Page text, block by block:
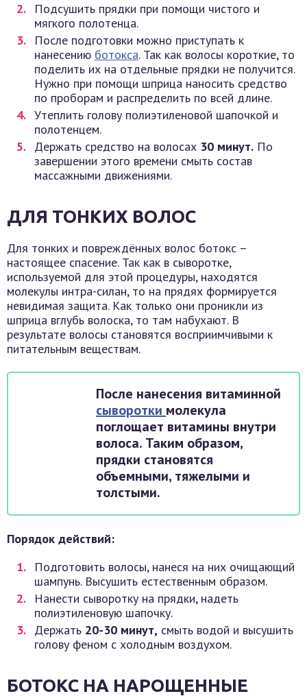
Подсушить прядки при помощи чистого и
мягкого полотенца.
После подготовки можно приступать к
нанесению ботокса. Так как волосы короткие, то
поделить их на отдельные прядки не получится.
Нужно при помощи шприца наносить средство
по проборам и распределить по всей длине.
Утеплить голову полиэтиленовой шапочкой и
полотенцем.
Держать средство на волосах 30 минут. По
завершении этого времени смыть состав
массажными движениями.
ДЛЯ ТОНКИХ ВОЛОС
Для тонких и повреждённых волос ботокс –
настоящее спасение. Так как в сыворотке,
используемой для этой процедуры, находятся
молекулы интра-силан, то на прядях формируется
невидимая защита. Как только они проникли из
шприца вглубь волоска, то там набухают. В
результате волосы становятся восприимчивыми к
питательным веществам.
После нанесения витаминной
сыворотки молекула
поглощает витамины внутри
волоса. Таким образом,
прядки становятся
объемными, тяжелыми и
толстыми.
Порядок действий:
Подготовить волосы, нанеся на них очищающий
шампунь. Высушить естественным образом.
Нанести сыворотку на прядки, надеть
полиэтиленовую шапочку.
Держать 20-30 минут, смыть водой и высушить
голову феном с холодным воздухом.
БОТОКС НА НАРОЩЕННЫЕ